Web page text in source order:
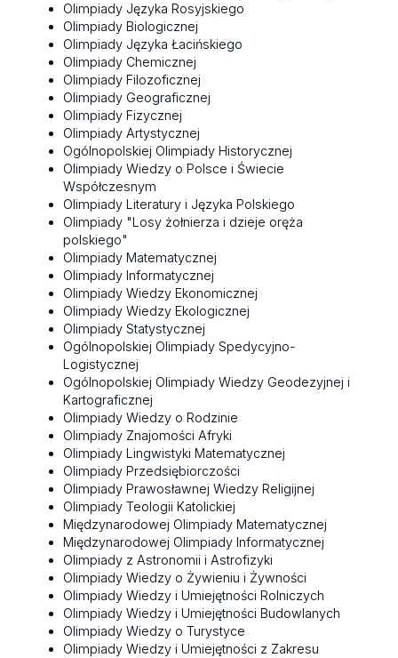
Olimpiady Języka Rosyjskiego
Olimpiady Biologicznej
Olimpiady Języka Łacińskiego
Olimpiady Chemicznej
Olimpiady Filozoficznej
Olimpiady Geograficznej
Olimpiady Fizycznej
Olimpiady Artystycznej
Ogólnopolskiej Olimpiady Historycznej
Olimpiady Wiedzy o Polsce i Świecie
Współczesnym
Olimpiady Literatury i Języka Polskiego
Olimpiady "Losy żołnierza i dzieje oręża
polskiego"
Olimpiady Matematycznej
Olimpiady Informatycznej
Olimpiady Wiedzy Ekonomicznej
Olimpiady Wiedzy Ekologicznej
Olimpiady Statystycznej
Ogólnopolskiej Olimpiady Spedycyjno-
Logistycznej
Ogólnopolskiej Olimpiady Wiedzy Geodezyjnej i
Kartograficznej
Olimpiady Wiedzy o Rodzinie
Olimpiady Znajomości Afryki
Olimpiady Lingwistyki Matematycznej
Olimpiady Przedsiębiorczości
Olimpiady Prawosławnej Wiedzy Religijnej
Olimpiady Teologii Katolickiej
Międzynarodowej Olimpiady Matematycznej
Międzynarodowej Olimpiady Informatycznej
Olimpiady z Astronomii i Astrofizyki
Olimpiady Wiedzy o Żywieniu i Żywności
Olimpiady Wiedzy i Umiejętności Rolniczych
Olimpiady Wiedzy i Umiejętności Budowlanych
Olimpiady Wiedzy o Turystyce
Olimpiady Wiedzy i Umiejętności z Zakresu